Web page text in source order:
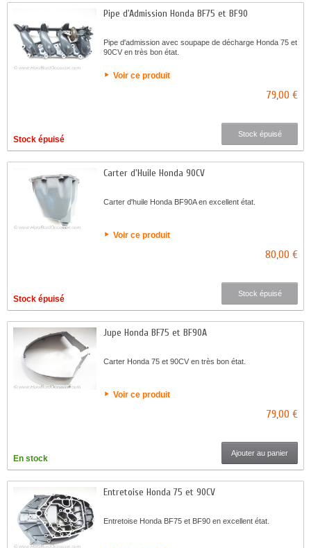
Pipe d'Admission Honda BF75 et BF90
Pipe d'admission avec soupape de décharge Honda 75 et
90CV en très bon état.
Voir ce produit
79,00 €
Stock épuisé
Stock épuisé
Carter d'Huile Honda 90CV
Carter d'huile Honda BF90A en excellent état.
Voir ce produit
80,00 €
Stock épuisé
Stock épuisé
Jupe Honda BF75 et BF90A
Carter Honda 75 et 90CV en très bon état.
Voir ce produit
79,00 €
En stock
Ajouter au panier
Entretoise Honda 75 et 90CV
Entretoise Honda BF75 et BF90 en excellent état.